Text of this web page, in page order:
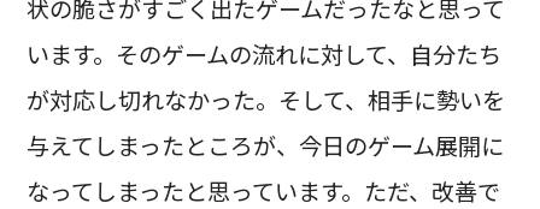
状の脆さがすごく出たゲームだったなと思って
います。そのゲームの流れに対して、自分たち
が対応し切れなかった。そして、相手に勢いを
与えてしまったところが、今日のゲーム展開に
なってしまったと思っています。ただ、改善で